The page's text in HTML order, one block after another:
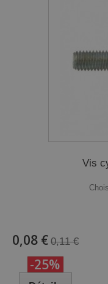
Vis
0,08 € 0,11 €
-25%